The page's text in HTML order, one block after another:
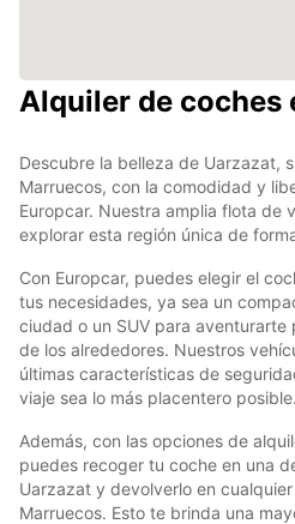
Alquiler de coches
Descubre la belleza de Uarzazat,
Marruecos, con la comodidad y
Europcar. Nuestra amplia flota de
explorar esta región única de
Con Europcar, puedes elegir el
tus necesidades, ya sea un
ciudad o un SUV para aventurarte
de los alrededores. Nuestros
últimas características de
viaje sea lo más placentero posible.
Además, con las opciones de
puedes recoger tu coche en una
Uarzazat y devolverlo en
Marruecos. Esto te brinda una